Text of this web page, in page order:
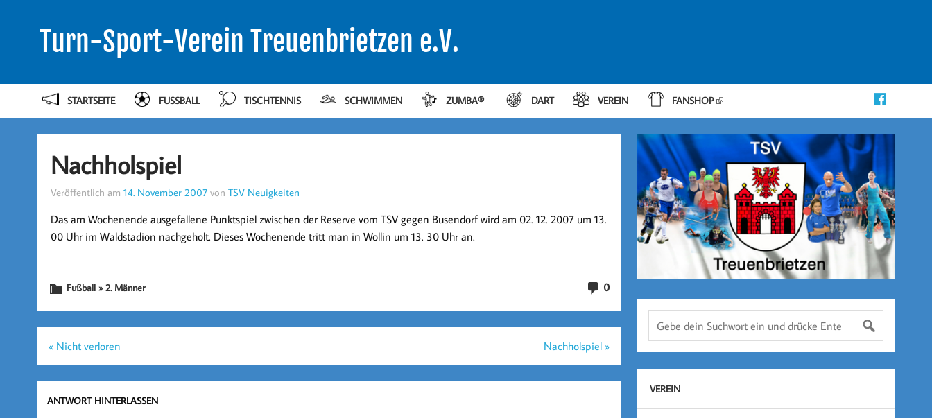
Turn-Sport-Verein Treuenbrietzen e.V.
STARTSEITE FUSSBALL TISCHTENNIS SCHWIMMEN ZUMBA® DART VEREIN FANSHOP
Nachholspiel
Veröffentlich am 14. November 2007von TSV Neuigkeiten
Das am Wochenende ausgefallene Punktspiel zwischen der Reserve vom TSV gegen Busendorf wird am 02. 12. 2007 um 13.
00 Uhr im Waldstadion nachgeholt. Dieses Wochenende tritt man in Wollin um 13. 30 Uhr an.
0
Fußball » 2. Männer
Beitragsnavigation
« Nicht verloren Nachholspiel »
ANTWORT HINTERLASSEN
VEREIN